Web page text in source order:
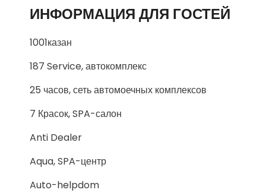
ИНФОРМАЦИЯ ДЛЯ ГОСТЕЙ
1001казан
187 Service, автокомплекс
25 часов, сеть автомоечных комплексов
7 Красок, SPA-салон
Anti Dealer
Aqua, SPA-центр
Auto-helpdom